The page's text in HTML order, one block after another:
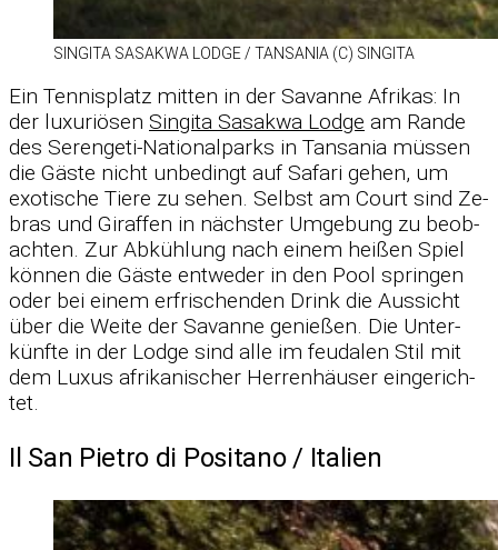
SIN­GITA SA­SAKWA LODGE /​ TAN­SA­NIA (C) SIN­GITA
Ein Ten­nis­platz mit­ten in der Sa­vanne Afri­kas: In
der lu­xu­riö­sen Sin­gita Sa­sakwa Lodge am Rande
des Se­ren­geti-Na­tio­nal­parks in Tan­sa­nia müs­sen
die Gäste nicht un­be­dingt auf Sa­fari ge­hen, um
exo­ti­sche Tiere zu se­hen. Selbst am Court sind Ze­
bras und Gi­raf­fen in nächs­ter Um­ge­bung zu be­ob­
ach­ten. Zur Ab­küh­lung nach ei­nem hei­ßen Spiel
kön­nen die Gäste ent­we­der in den Pool sprin­gen
oder bei ei­nem er­fri­schen­den Drink die Aus­sicht
über die Weite der Sa­vanne ge­nie­ßen. Die Un­ter­
künfte in der Lodge sind alle im feu­da­len Stil mit
dem Lu­xus afri­ka­ni­scher Her­ren­häu­ser ein­ge­rich­
tet.
Il San Pietro di Positano /​ Italien